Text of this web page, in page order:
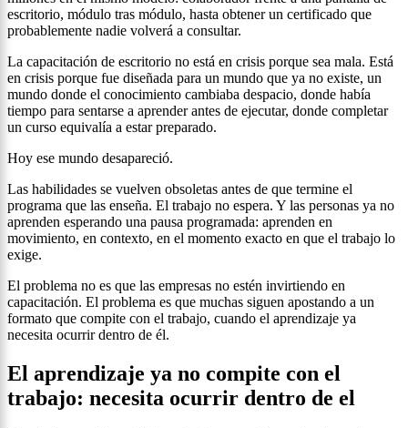
escritorio, módulo tras módulo, hasta obtener un certificado que
probablemente nadie volverá a consultar.
La capacitación de escritorio no está en crisis porque sea mala. Está
en crisis porque fue diseñada para un mundo que ya no existe, un
mundo donde el conocimiento cambiaba despacio, donde había
tiempo para sentarse a aprender antes de ejecutar, donde completar
un curso equivalía a estar preparado.
Hoy ese mundo desapareció.
Las habilidades se vuelven obsoletas antes de que termine el
programa que las enseña. El trabajo no espera. Y las personas ya no
aprenden esperando una pausa programada: aprenden en
movimiento, en contexto, en el momento exacto en que el trabajo lo
exige.
El problema no es que las empresas no estén invirtiendo en
capacitación. El problema es que muchas siguen apostando a un
formato que compite con el trabajo, cuando el aprendizaje ya
necesita ocurrir dentro de él.
El aprendizaje ya no compite con el
trabajo: necesita ocurrir dentro de el